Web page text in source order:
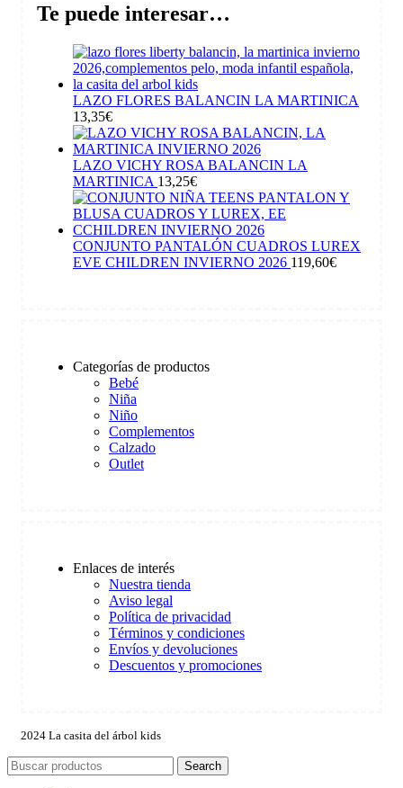
Te puede interesar…
LAZO FLORES BALANCIN LA MARTINICA
13,35€
LAZO VICHY ROSA BALANCIN LA
MARTINICA 13,25€
CONJUNTO PANTALÓN CUADROS LUREX
EVE CHILDREN INVIERNO 2026 119,60€
Categorías de productos
Bebé
Niña
Niño
Complementos
Calzado
Outlet
Enlaces de interés
Nuestra tienda
Aviso legal
Política de privacidad
Términos y condiciones
Envíos y devoluciones
Descuentos y promociones
2024 La casita del árbol kids
Search